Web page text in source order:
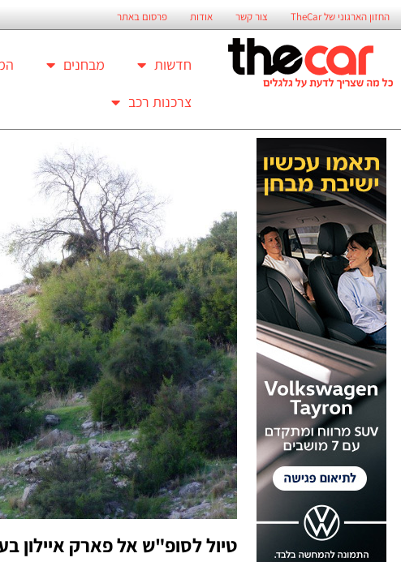
החזון הארגוני של TheCar צור קשר אודות פרסום באתר
חדשות מבחנים
צרכנות רכב
טיול לסופ"ש אל פארק איילון